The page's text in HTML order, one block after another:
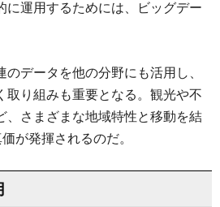
に運用するためには、ビッグデー
のデータを他の分野にも活用し、
取り組みも重要となる。観光や不
、さまざまな地域特性と移動を結
が発揮されるのだ。